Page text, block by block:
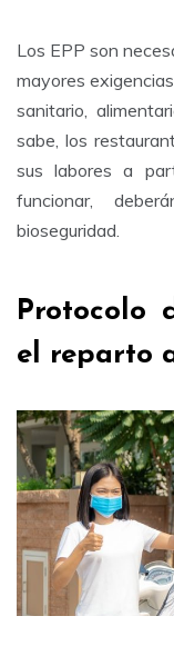
Los EPP son
mayores
sanitario,
sabe, los
sus labores a
funcionar,
bioseguridad.
Protocolo
el reparto